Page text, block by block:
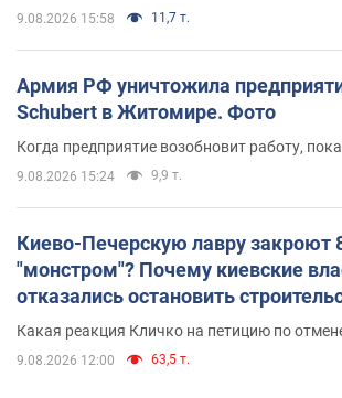
9.08.2026 15:58 11,7 т.
Армия РФ уничтожила
Schubert в Житомире. Фото
Когда предприятие возобновит работу,
9.08.2026 15:24 9,9 т.
Киево-Печерскую лавру
"монстром"? Почему киевские
отказались остановить
небоскреба "московского
Какая реакция Кличко на петицию по
9.08.2026 12:00 63,5 т.